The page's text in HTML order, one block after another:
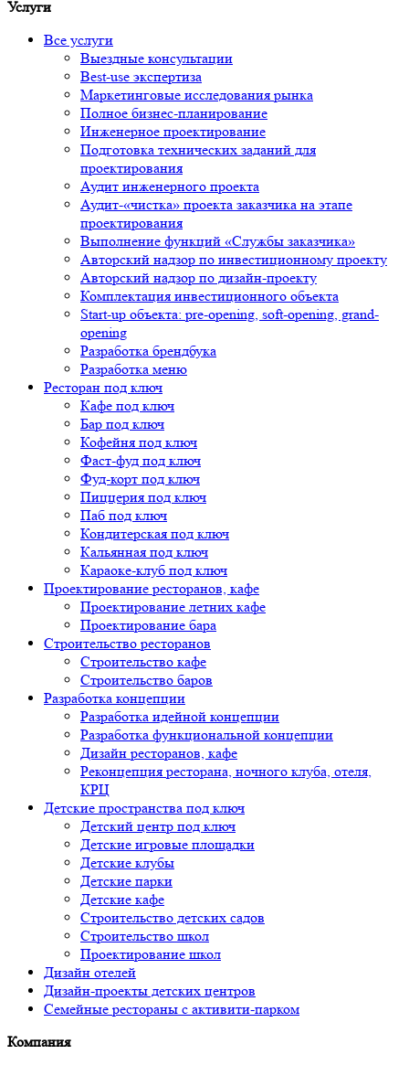
Услуги
Все услуги
Выездные консультации
Best-use экспертиза
Маркетинговые исследования рынка
Полное бизнес-планирование
Инженерное проектирование
Подготовка технических заданий для
проектирования
Аудит инженерного проекта
Аудит-«чистка» проекта заказчика на этапе
проектирования
Выполнение функций «Службы заказчика»
Авторский надзор по инвестиционному проекту
Авторский надзор по дизайн-проекту
Комплектация инвестиционного объекта
Start-up объекта: pre-opening, soft-opening, grand-
opening
Разработка брендбука
Разработка меню
Ресторан под ключ
Кафе под ключ
Бар под ключ
Кофейня под ключ
Фаст-фуд под ключ
Фуд-корт под ключ
Пиццерия под ключ
Паб под ключ
Кондитерская под ключ
Кальянная под ключ
Караоке-клуб под ключ
Проектирование ресторанов, кафе
Проектирование летних кафе
Проектирование бара
Строительство ресторанов
Строительство кафе
Строительство баров
Разработка концепции
Разработка идейной концепции
Разработка функциональной концепции
Дизайн ресторанов, кафе
Реконцепция ресторана, ночного клуба, отеля,
КРЦ
Детские пространства под ключ
Детский центр под ключ
Детские игровые площадки
Детские клубы
Детские парки
Детские кафе
Строительство детских садов
Строительство школ
Проектирование школ
Дизайн отелей
Дизайн-проекты детских центров
Семейные рестораны с активити-парком
Компания